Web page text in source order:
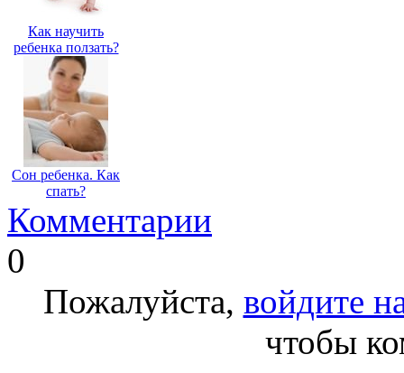
Как научить
ребенка ползать?
Сон ребенка. Как
спать?
Комментарии
0
Пожалуйста, войдите
чтобы